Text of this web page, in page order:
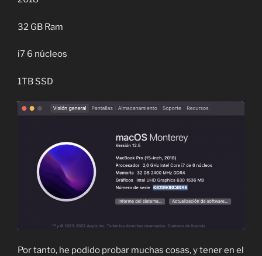
32 GB Ram
i7 6 núcleos
1TB SSD
Por tanto, he podido probar muchas cosas, y tener en el